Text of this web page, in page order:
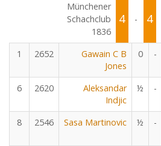
Münchener
Schachclub
1836
4 - 4
1 2652
Gawain C B
Jones
0 -
6 2620
Aleksandar
Indjic
½ -
8 2546 Sasa Martinovic ½ -